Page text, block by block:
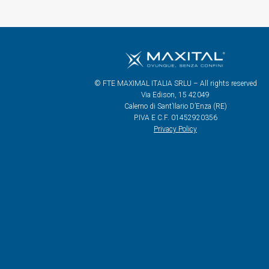
© FTE MAXIMAL ITALIA SRLU – All rights reserved
Via Edison, 15 42049
Calerno di Sant’Ilario D’Enza (RE)
P.IVA E C.F. 01452920356
Privacy Policy